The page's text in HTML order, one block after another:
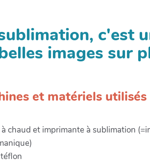
c'est
images sur
et matériels utilisés
à chaud et imprimante à sublimation